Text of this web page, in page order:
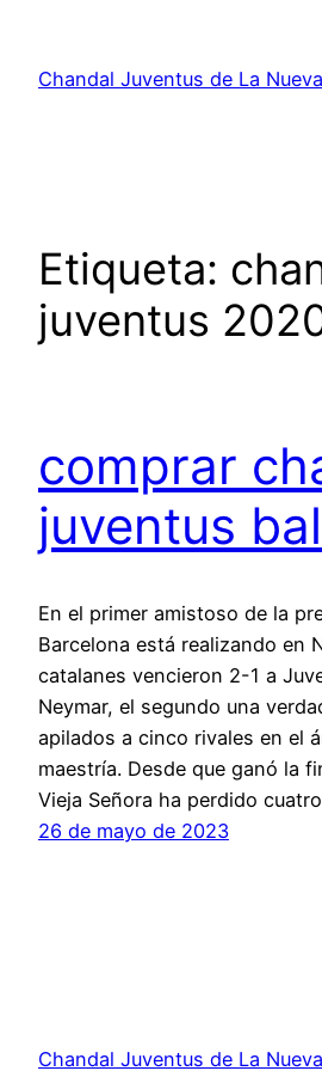
contenido
Chandal Juventus de La
Etiqueta:
juventus
comprar
juventus
En el primer amistoso de la
Barcelona está realizando en
catalanes vencieron 2-1 a
Neymar, el segundo una
apilados a cinco rivales en el
maestría. Desde que ganó la
Vieja Señora ha perdido
26 de mayo de 2023
Chandal Juventus de La